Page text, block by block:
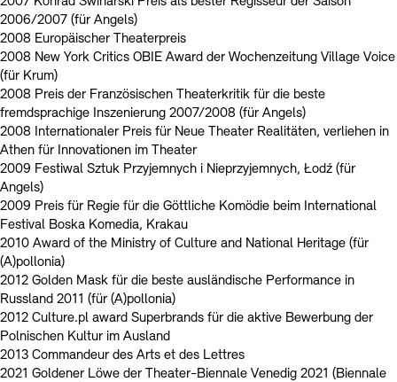
2006/2007 (für Angels)
2008 Europäischer Theaterpreis
2008 New York Critics OBIE Award der Wochenzeitung Village Voice
(für Krum)
2008 Preis der Französischen Theaterkritik für die beste
fremdsprachige Inszenierung 2007/2008 (für Angels)
2008 Internationaler Preis für Neue Theater Realitäten, verliehen in
Athen für Innovationen im Theater
2009 Festiwal Sztuk Przyjemnych i Nieprzyjemnych, Łodź (für
Angels)
2009 Preis für Regie für die Göttliche Komödie beim International
Festival Boska Komedia, Krakau
2010 Award of the Ministry of Culture and National Heritage (für
(A)pollonia)
2012 Golden Mask für die beste ausländische Performance in
Russland 2011 (für (A)pollonia)
2012 Culture.pl award Superbrands für die aktive Bewerbung der
Polnischen Kultur im Ausland
2013 Commandeur des Arts et des Lettres
2021 Goldener Löwe der Theater-Biennale Venedig 2021 (Biennale